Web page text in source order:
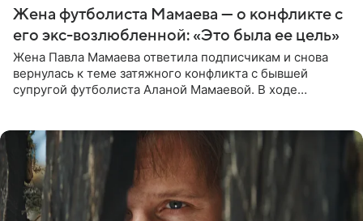
Жена футболиста Мамаева — о конфликте с
его экс-возлюбленной: «Это была ее цель»
Жена Павла Мамаева ответила подписчикам и снова
вернулась к теме затяжного конфликта с бывшей
супругой футболиста Аланой Мамаевой. В ходе